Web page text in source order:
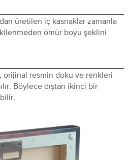
üretilen iç kasnaklar zamanla
ömür boyu şeklini
orijinal resmin doku ve renkleri
Böylece dıştan ikinci bir